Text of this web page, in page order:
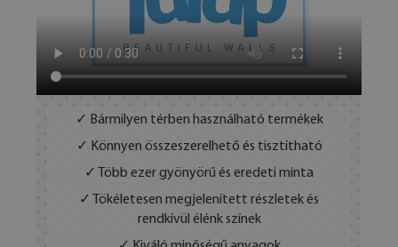
✓ Bármilyen térben használható termékek
✓ Könnyen összeszerelhető és tisztítható
✓ Több ezer gyönyörű és eredeti minta
✓ Tökéletesen megjelenített részletek és
rendkívül élénk színek